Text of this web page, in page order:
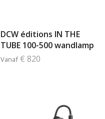
DCW éditions IN THE
TUBE 100-500 wandlamp
Vanaf € 820